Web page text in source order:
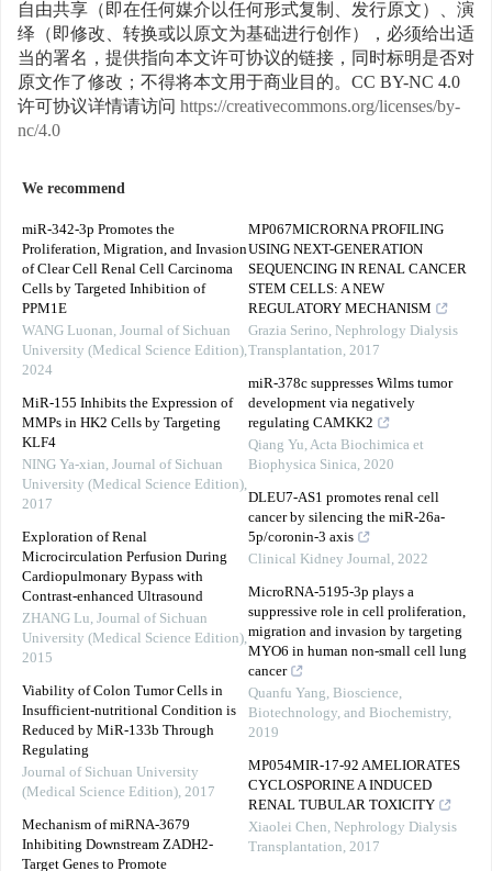
自由共享（即在任何媒介以任何形式复制、发行原文）、演
绎（即修改、转换或以原文为基础进行创作），必须给出适
当的署名，提供指向本文许可协议的链接，同时标明是否对
原文作了修改；不得将本文用于商业目的。CC BY-NC 4.0
许可协议详情请访问 https://creativecommons.org/licenses/by-
nc/4.0
We recommend
miR-342-3p Promotes the
Proliferation, Migration, and Invasion
of Clear Cell Renal Cell Carcinoma
Cells by Targeted Inhibition of
PPM1E
WANG Luonan, Journal of Sichuan
University (Medical Science Edition),
2024
MiR-155 Inhibits the Expression of
MMPs in HK2 Cells by Targeting
KLF4
NING Ya-xian, Journal of Sichuan
University (Medical Science Edition),
2017
Exploration of Renal
Microcirculation Perfusion During
Cardiopulmonary Bypass with
Contrast-enhanced Ultrasound
ZHANG Lu, Journal of Sichuan
University (Medical Science Edition),
2015
Viability of Colon Tumor Cells in
Insufficient-nutritional Condition is
Reduced by MiR-133b Through
Regulating
Journal of Sichuan University
(Medical Science Edition), 2017
Mechanism of miRNA-3679
Inhibiting Downstream ZADH2-
Target Genes to Promote
MP067MICRORNA PROFILING
USING NEXT-GENERATION
SEQUENCING IN RENAL CANCER
STEM CELLS: A NEW
REGULATORY MECHANISM
Grazia Serino, Nephrology Dialysis
Transplantation, 2017
miR-378c suppresses Wilms tumor
development via negatively
regulating CAMKK2
Qiang Yu,Acta Biochimica et
Biophysica Sinica, 2020
DLEU7-AS1 promotes renal cell
cancer by silencing the miR-26a-
5p/coronin-3 axis
Clinical Kidney Journal, 2022
MicroRNA-5195-3p plays a
suppressive role in cell proliferation,
migration and invasion by targeting
MYO6 in human non-small cell lung
cancer
Quanfu Yang, Bioscience,
Biotechnology, and Biochemistry,
2019
MP054MIR-17-92 AMELIORATES
CYCLOSPORINE A INDUCED
RENAL TUBULAR TOXICITY
Xiaolei Chen, Nephrology Dialysis
Transplantation, 2017